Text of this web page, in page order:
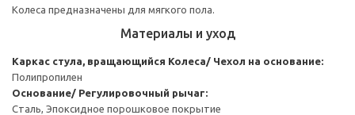
Колеса предназначены для мягкого пола.
Материалы и уход
Каркас стула, вращающийся Колеса/ Чехол на основание:
Полипропилен
Основание/ Регулировочный рычаг:
Сталь, Эпоксидное порошковое покрытие